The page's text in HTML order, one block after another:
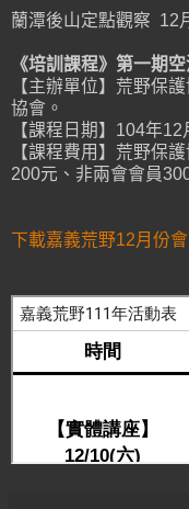
蘭潭後山定點觀察 12
《培訓課程》第一期空
【主辦單位】荒野保
協會。
【課程日期】104年
【課程費用】荒野保
200元、非兩會會員
下載嘉義荒野12月份